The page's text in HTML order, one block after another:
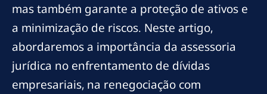
mas também garante a proteção de ativos e
a minimização de riscos. Neste artigo,
abordaremos a importância da assessoria
jurídica no enfrentamento de dívidas
empresariais, na renegociação com